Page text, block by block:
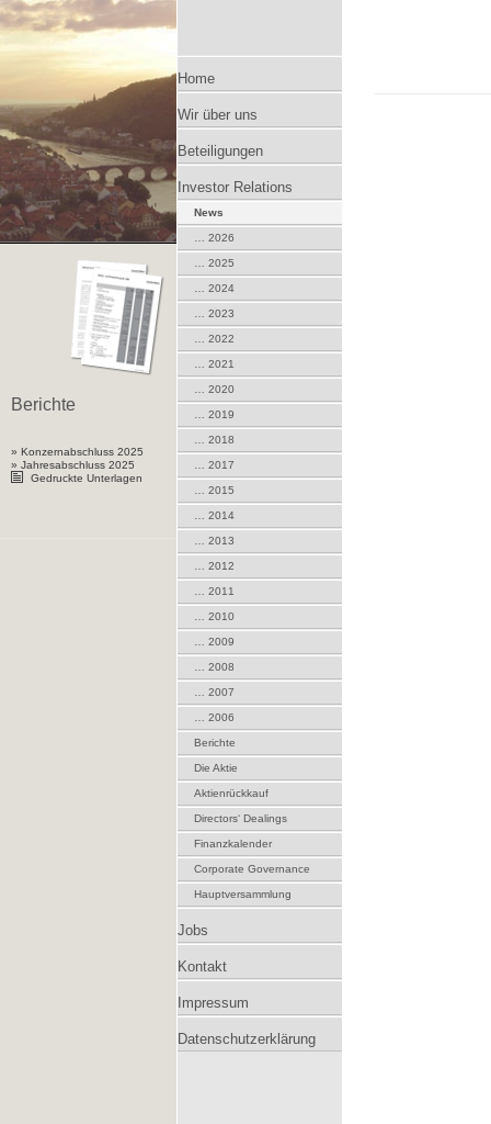
Berichte
» Konzernabschluss 2025
» Jahresabschluss 2025
Gedruckte Unterlagen
Zum
Inhalt
springen
Home
Wir über uns
Beteiligungen
Investor Relations
News
… 2026
… 2025
… 2024
… 2023
… 2022
… 2021
… 2020
… 2019
… 2018
… 2017
… 2015
… 2014
… 2013
… 2012
… 2011
… 2010
… 2009
… 2008
… 2007
… 2006
Berichte
Die Aktie
Aktienrückkauf
Directors‘ Dealings
Finanzkalender
Corporate Governance
Hauptversammlung
Jobs
Kontakt
Impressum
Datenschutzerklärung